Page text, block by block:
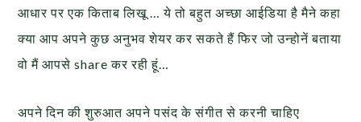
आधार पर एक किताब लिखू … ये तो बहुत अच्छा आईडिया है मैने कहा
क्या आप अपने कुछ अनुभव शेयर कर सकते हैं फिर जो उन्होनें बताया
वो मैं आपसे share कर रही हूं…
अपने दिन की शुरुआत अपने पसंद के संगीत से करनी चाहिए